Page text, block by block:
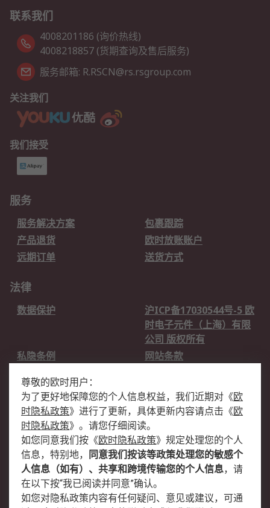
联系我们
4008201186 (询价热线)
4008218857 (货期查询及售后服务)
服务邮箱: R.RSCN@rs.rsgroup.com
关注我们
我们接受
服务
服务解决方案
包裹跟踪
产品退货
欧时放账账户
远期订单
送货方式
法律
数据保护
沪ICP备17030544号-5 欧
时电子元件（上海）有限
公司 版权所有
私隐条例
网站条款
关于欧时
欧时销售条款
账户和付款
企业集团
全球办事处
关于我们
新闻中心
加入我们
尊敬的欧时用户：
为了更好地保障您的个人信息权益，我们近期对 《欧
时隐私政策》 进行了更新，具体更新内容请点击 《欧
时隐私政策》 。请您仔细阅读。
如您同意我们按 《欧时隐私政策》 规定处理您的个人
信息，特别地，
同意我们按该等政策处理您的敏感个
人信息（如有）、共享和跨境传输您的个人信息，请
在以下按“我已阅读并同意”确认。
如您对隐私政策内容有任何疑问、意见或建议，可通